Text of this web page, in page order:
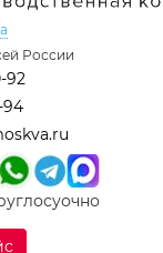
России
92
94